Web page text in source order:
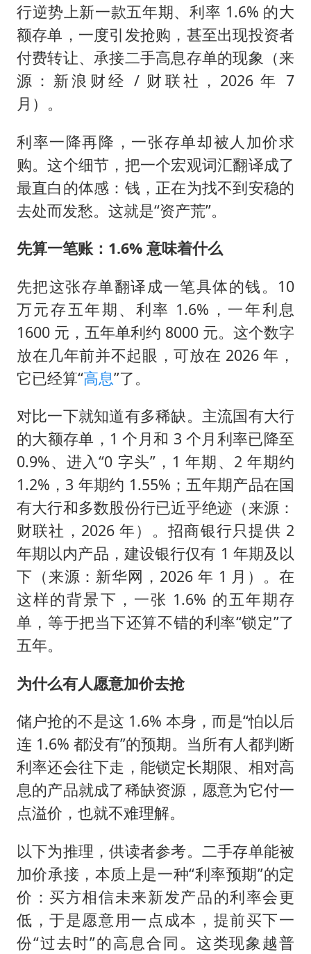
行逆势上新一款五年期、利率 1.6% 的大
额存单，一度引发抢购，甚至出现投资者
付费转让、承接二手高息存单的现象（来
源：新浪财经 / 财联社，2026 年 7
月）。
利率一降再降，一张存单却被人加价求
购。这个细节，把一个宏观词汇翻译成了
最直白的体感：钱，正在为找不到安稳的
去处而发愁。这就是“资产荒”。
先算一笔账：1.6% 意味着什么
先把这张存单翻译成一笔具体的钱。10
万元存五年期、利率 1.6%，一年利息
1600 元，五年单利约 8000 元。这个数字
放在几年前并不起眼，可放在 2026 年，
它已经算“高息”了。
对比一下就知道有多稀缺。主流国有大行
的大额存单，1 个月和 3 个月利率已降至
0.9%、进入“0 字头”，1 年期、2 年期约
1.2%，3 年期约 1.55%；五年期产品在国
有大行和多数股份行已近乎绝迹（来源：
财联社，2026 年）。招商银行只提供 2
年期以内产品，建设银行仅有 1 年期及以
下（来源：新华网，2026 年 1 月）。在
这样的背景下，一张 1.6% 的五年期存
单，等于把当下还算不错的利率“锁定”了
五年。
为什么有人愿意加价去抢
储户抢的不是这 1.6% 本身，而是“怕以后
连 1.6% 都没有”的预期。当所有人都判断
利率还会往下走，能锁定长期限、相对高
息的产品就成了稀缺资源，愿意为它付一
点溢价，也就不难理解。
以下为推理，供读者参考。二手存单能被
加价承接，本质上是一种“利率预期”的定
价：买方相信未来新发产品的利率会更
低，于是愿意用一点成本，提前买下一
份“过去时”的高息合同。这类现象越普